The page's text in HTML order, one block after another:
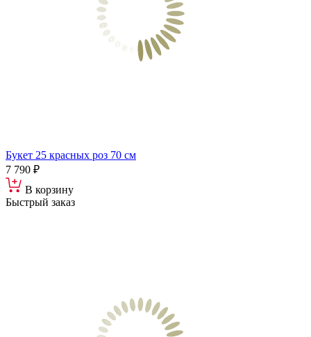
Букет 25 красных роз 70 см
7 790 ₽
В корзину
Быстрый заказ